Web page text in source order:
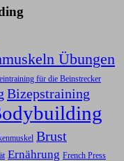
Übungen
für die Beinstrecker
Bizepstraining
Brust
Ernährung French Press